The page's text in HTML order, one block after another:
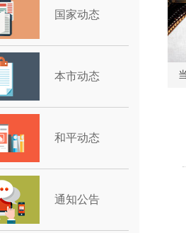
国家动态
本市动态
和平动态
通知公告